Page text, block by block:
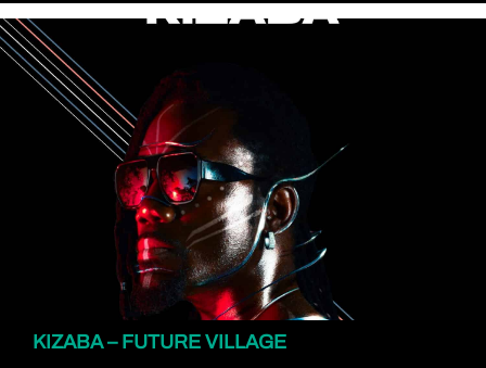
KIZABA – FUTURE VILLAGE